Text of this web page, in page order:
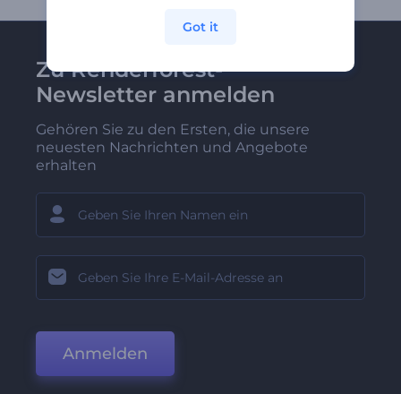
Zu Renderforest-
Newsletter anmelden
Gehören Sie zu den Ersten, die unsere
neuesten Nachrichten und Angebote
erhalten
Anmelden
Got it